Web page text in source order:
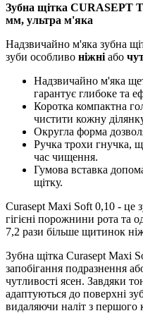
Зубна щітка CURASEPT
мм, ультра м'яка
Надзвичайно м'яка зубна
зуби особливо ніжні або
Надзвичайно м'яка
гарантує глибоке та
Коротка компактна
чистити кожну
Округла форма
Ручка трохи гнучка,
час чищення.
Гумова вставка
щітку.
Curasept Maxi Soft 0,10 - це
гігієні порожнини рота та
7,2 рази більше щитинок
Зубна щітка Curasept Maxi
запобігання подразнення
чутливості ясен. Завдяки
адаптуються до поверхні
видаляючи наліт з першого